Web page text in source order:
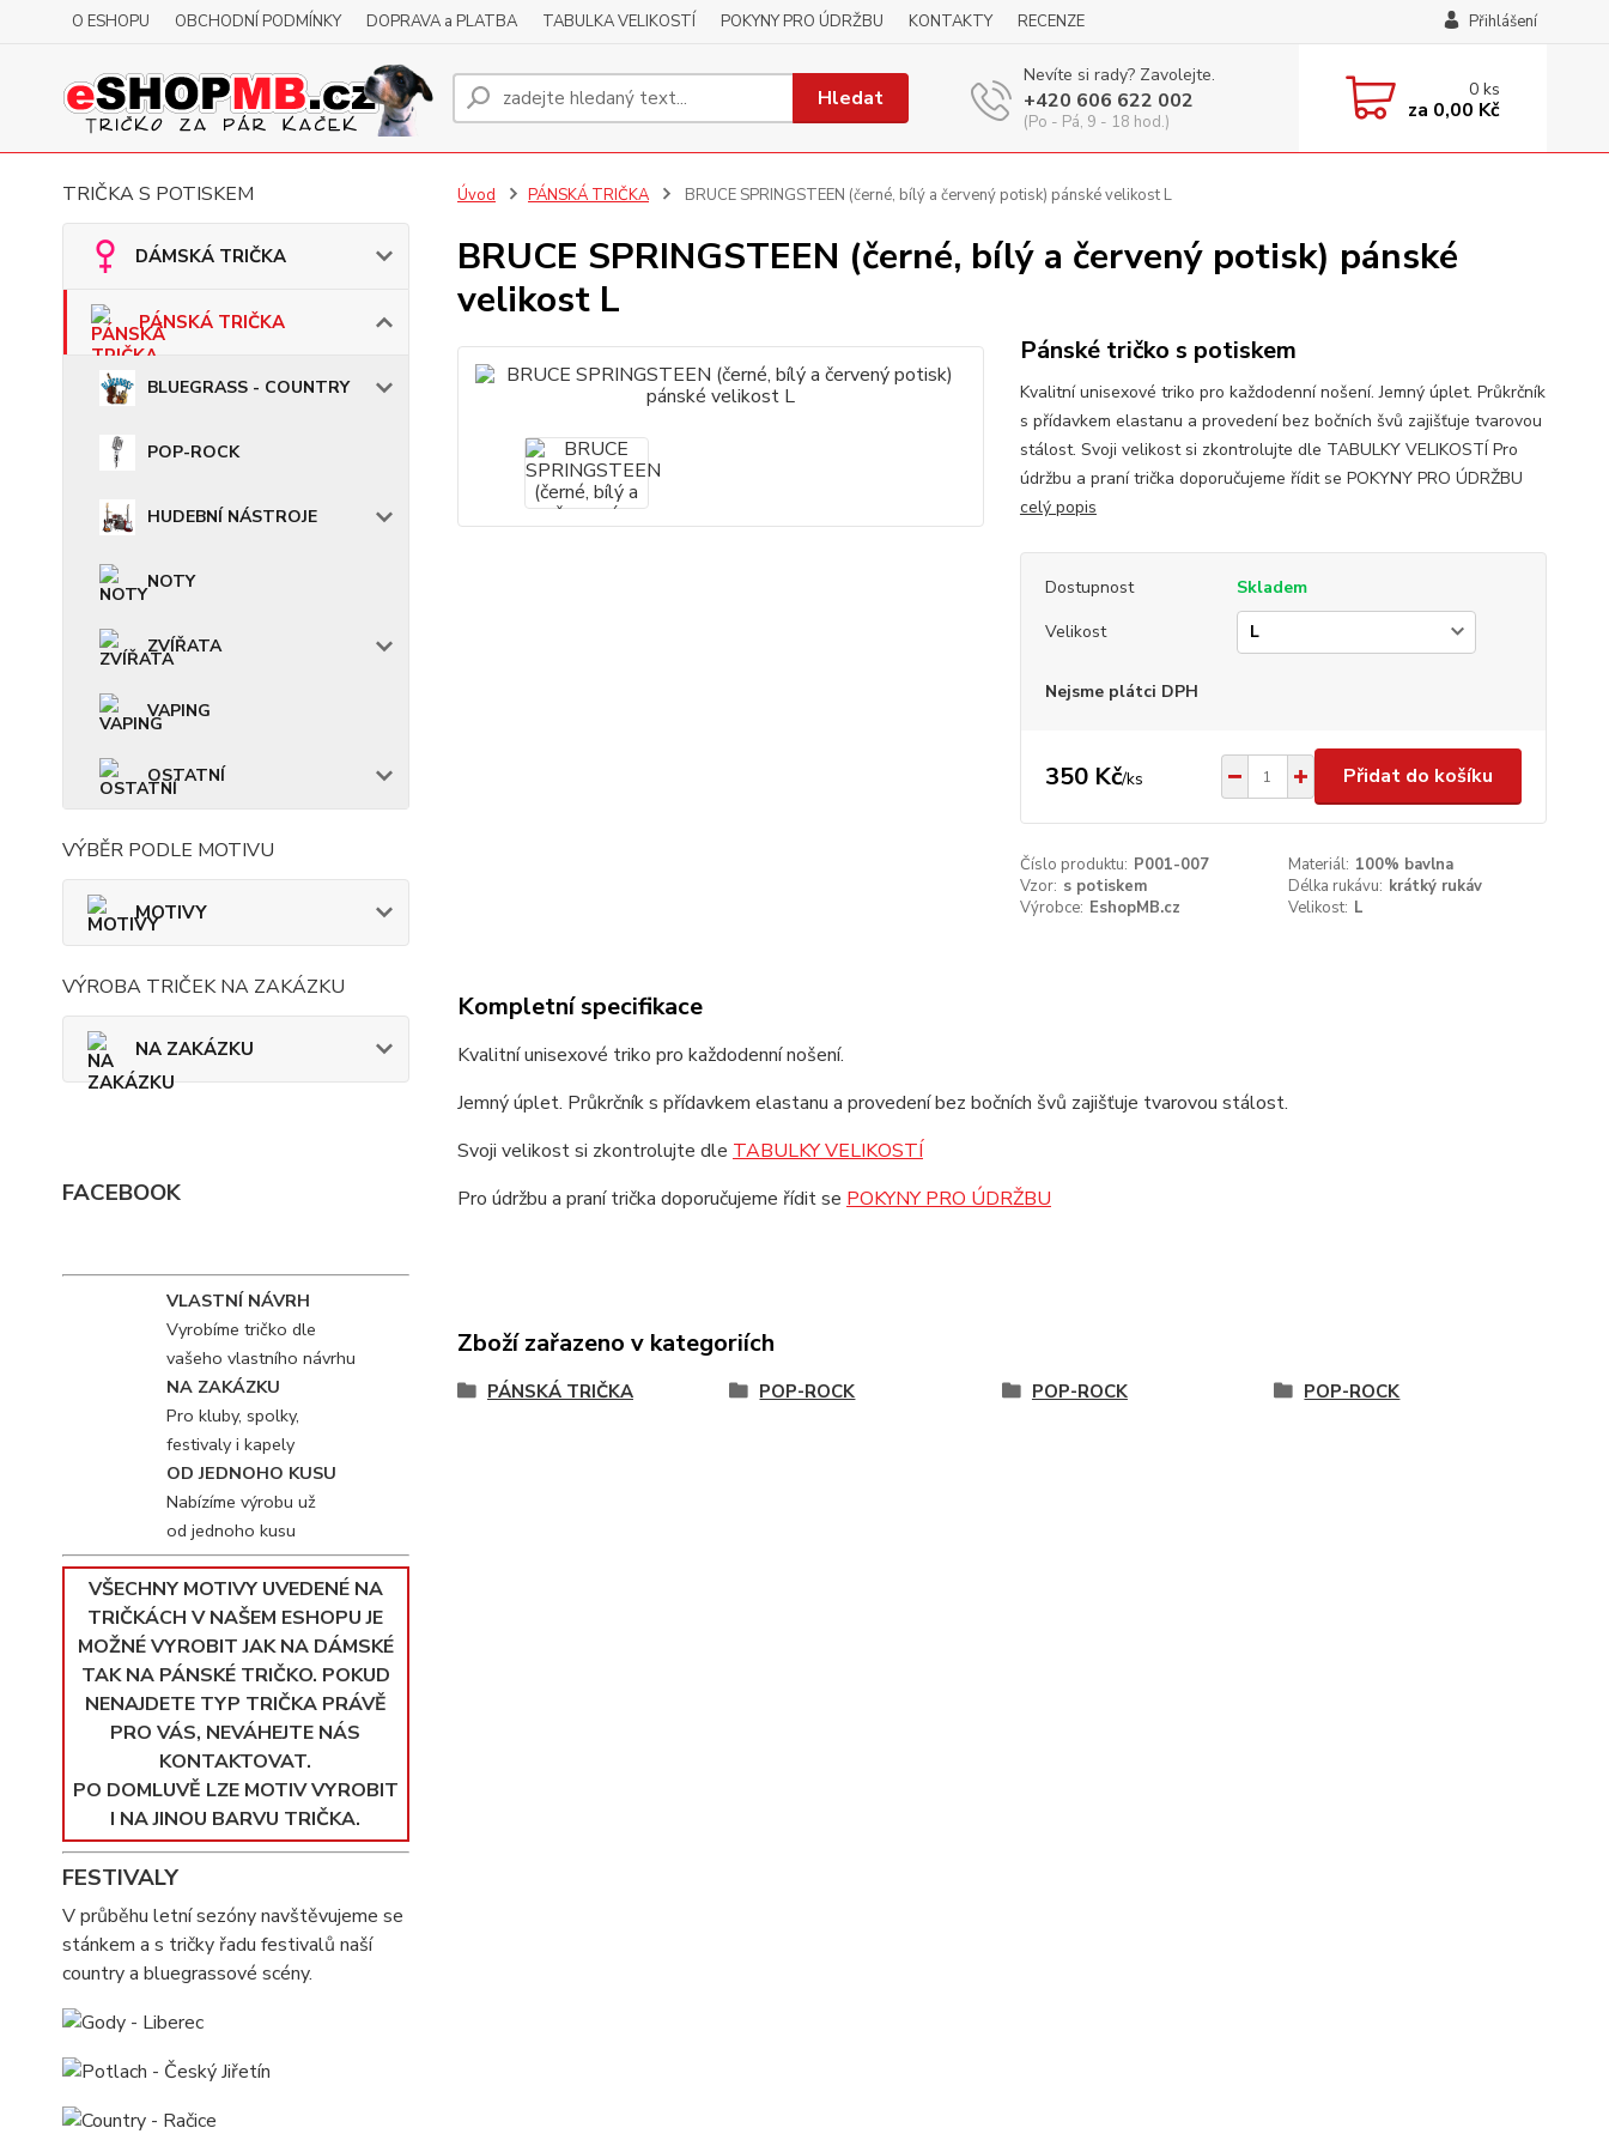
O ESHOPU OBCHODNÍ PODMÍNKY DOPRAVA a PLATBA TABULKA VELIKOSTÍ POKYNY PRO ÚDRŽBU KONTAKTY RECENZE Přihlášení
Hledat
Nevíte si rady? Zavolejte.
+420 606 622 002
(Po - Pá, 9 - 18 hod.)
0ks
za 0,00 Kč
TRIČKA S POTISKEM
DÁMSKÁ TRIČKA
PÁNSKÁ TRIČKA
BLUEGRASS - COUNTRY
POP-ROCK
HUDEBNÍ NÁSTROJE
NOTY
ZVÍŘATA
VAPING
OSTATNÍ
VÝBĚR PODLE MOTIVU
MOTIVY
VÝROBA TRIČEK NA ZAKÁZKU
NA ZAKÁZKU
FACEBOOK
VLASTNÍ NÁVRH
Vyrobíme tričko dle
vašeho vlastního návrhu
NA ZAKÁZKU
Pro kluby, spolky,
festivaly i kapely
OD JEDNOHO KUSU
Nabízíme výrobu už
od jednoho kusu
VŠECHNY MOTIVY UVEDENÉ NA
TRIČKÁCH V NAŠEM ESHOPU JE
MOŽNÉ VYROBIT JAK NA DÁMSKÉ
TAK NA PÁNSKÉ TRIČKO. POKUD
NENAJDETE TYP TRIČKA PRÁVĚ
PRO VÁS, NEVÁHEJTE NÁS
KONTAKTOVAT.
PO DOMLUVĚ LZE MOTIV VYROBIT
I NA JINOU BARVU TRIČKA.
FESTIVALY
V průběhu letní sezóny navštěvujeme se
stánkem a s tričky řadu festivalů naší
country a bluegrassové scény.
Úvod PÁNSKÁ TRIČKA BRUCE SPRINGSTEEN (černé, bílý a červený potisk) pánské velikost L
BRUCE SPRINGSTEEN (černé, bílý a červený potisk) pánské
velikost L
Pánské tričko s potiskem
Kvalitní unisexové triko pro každodenní nošení. Jemný úplet. Průkrčník
s přídavkem elastanu a provedení bez bočních švů zajišťuje tvarovou
stálost. Svoji velikost si zkontrolujte dle TABULKY VELIKOSTÍ Pro
údržbu a praní trička doporučujeme řídit se POKYNY PRO ÚDRŽBU
celý popis
Dostupnost
Skladem
Velikost
Nejsme plátci DPH
350 Kč/ks Přidat do košíku
Číslo produktu: P001-007 Materiál: 100% bavlna
Vzor: s potiskem Délka rukávu: krátký rukáv
Výrobce: EshopMB.cz Velikost: L
Kompletní specifikace
Kvalitní unisexové triko pro každodenní nošení.
Jemný úplet. Průkrčník s přídavkem elastanu a provedení bez bočních švů zajišťuje tvarovou stálost.
Svoji velikost si zkontrolujte dle TABULKY VELIKOSTÍ
Pro údržbu a praní trička doporučujeme řídit se POKYNY PRO ÚDRŽBU
Zboží zařazeno v kategoriích
PÁNSKÁ TRIČKA POP-ROCK POP-ROCK POP-ROCK